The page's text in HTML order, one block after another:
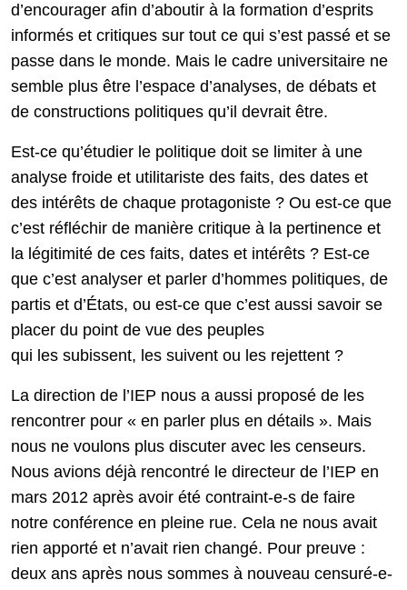
d’encourager afin d’aboutir à la formation d’esprits
informés et critiques sur tout ce qui s’est passé et se
passe dans le monde. Mais le cadre universitaire ne
semble plus être l’espace d’analyses, de débats et
de constructions politiques qu’il devrait être.
Est-ce qu’étudier le politique doit se limiter à une
analyse froide et utilitariste des faits, des dates et
des intérêts de chaque protagoniste ? Ou est-ce que
c’est réfléchir de manière critique à la pertinence et
la légitimité de ces faits, dates et intérêts ? Est-ce
que c’est analyser et parler d’hommes politiques, de
partis et d’États, ou est-ce que c’est aussi savoir se
placer du point de vue des peuples
qui les subissent, les suivent ou les rejettent ?
La direction de l’IEP nous a aussi proposé de les
rencontrer pour « en parler plus en détails ». Mais
nous ne voulons plus discuter avec les censeurs.
Nous avions déjà rencontré le directeur de l’IEP en
mars 2012 après avoir été contraint-e-s de faire
notre conférence en pleine rue. Cela ne nous avait
rien apporté et n’avait rien changé. Pour preuve :
deux ans après nous sommes à nouveau censuré-e-